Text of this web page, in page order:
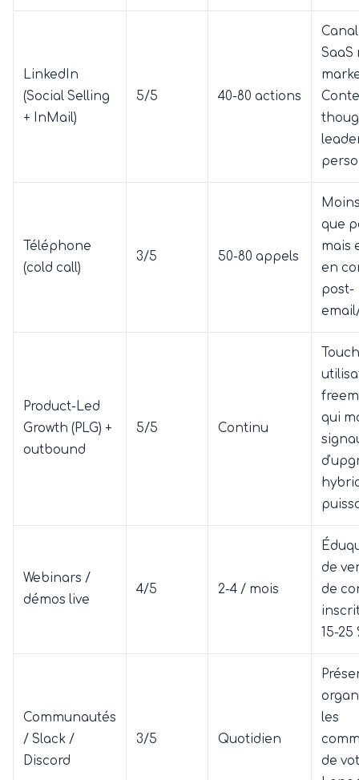
LinkedIn
(Social Selling
+ InMail)
5/5 40-80 actions
SaaS
Téléphone
(cold call)
3/5 50-80 appels
que
mais
en
post-
Product-Led
Growth (PLG) +
outbound
5/5 Continu
qui
Webinars /
démos live
4/5 2-4 / mois
de
de
15-25
Communautés
/ Slack /
Discord
3/5 Quotidien
les
de